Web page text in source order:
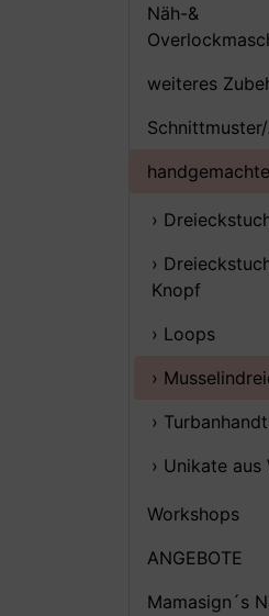
Näh-&
weiteres
›
›
Knopf
› Loops
›
›
› Unikate aus
Workshops
ANGEBOTE
Mamasign´s